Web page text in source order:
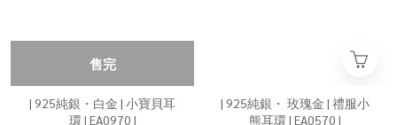
售完
| 925純銀・白金 | 小寶貝耳
環 | EA0970 |
| 925純銀・ 玫瑰金 | 禮服小
熊耳環 | EA0570 |